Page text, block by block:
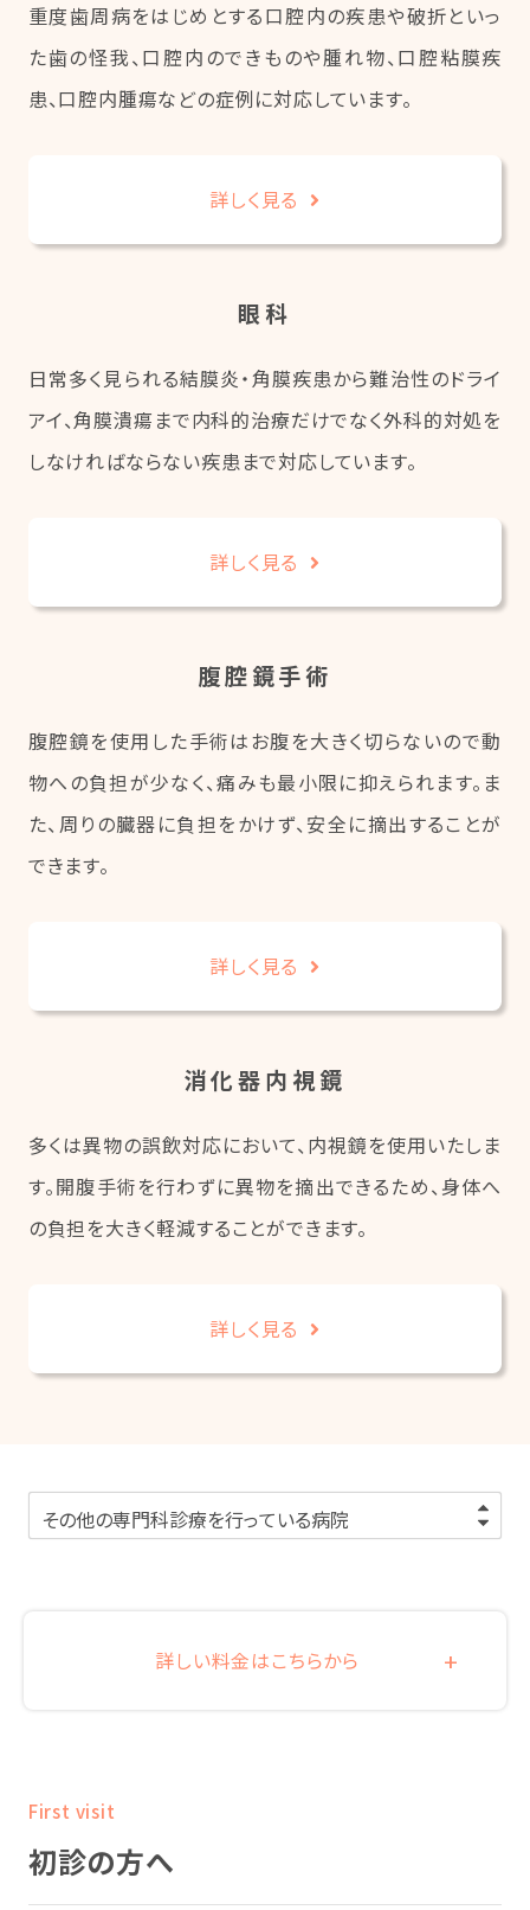
重度歯周病をはじめとする口腔内の疾患や破折といっ
た歯の怪我、口腔内のできものや腫れ物、口腔粘膜疾
患、口腔内腫瘍などの症例に対応しています。
詳しく見る
眼科
日常多く見られる結膜炎・角膜疾患から難治性のドライ
アイ、角膜潰瘍まで内科的治療だけでなく外科的対処を
しなければならない疾患まで対応しています。
詳しく見る
腹腔鏡手術
腹腔鏡を使用した手術はお腹を大きく切らないので動
物への負担が少なく、痛みも最小限に抑えられます。ま
た、周りの臓器に負担をかけず、安全に摘出することが
できます。
詳しく見る
消化器内視鏡
多くは異物の誤飲対応において、内視鏡を使用いたしま
す。開腹手術を行わずに異物を摘出できるため、身体へ
の負担を大きく軽減することができます。
詳しく見る
詳しい料金はこちらから
First visit
初診の方へ